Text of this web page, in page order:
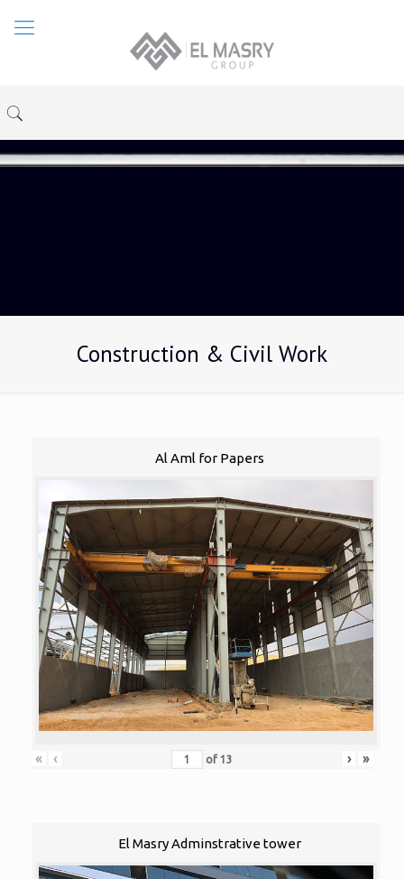
Construction & Civil Work
Al Aml for Papers
« ‹ of 13 › »
El Masry Adminstrative tower